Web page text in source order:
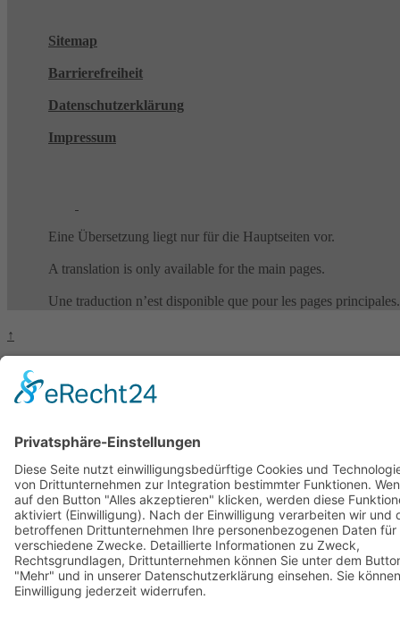
Sitemap
Barrierefreiheit
Datenschutzerklärung
Impressum
Eine Übersetzung liegt nur für die Hauptseiten vor.
A translation is only available for the main pages.
Une traduction n’est disponible que pour les pages principales.
↑